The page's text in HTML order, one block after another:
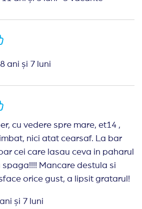
ani și 7 luni
cu vedere spre mare, et14 ,
nici atat cearsaf. La bar
cei care lasau ceva in paharul
Mancare destula si
orice gust, a lipsit gratarul!
și 7 luni